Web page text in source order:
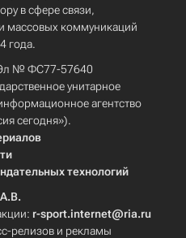
в сфере связи,
массовых коммуникаций
года.
Эл № ФС77-57640
унитарное
агентство
сегодня»).
технологий
r-sport.internet@ria.ru
релизов и рекламы